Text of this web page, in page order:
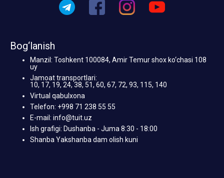
Bog‘lanish
Manzil: Toshkent 100084, Amir Temur shox ko‘chasi 108
uy
Jamoat transportlari:
10, 17, 19, 24, 38, 51, 60, 67, 72, 93, 115, 140
Virtual qabulxona
Telefon: +998 71 238 55 55
E-mail: info@tuit.uz
Ish grafigi: Dushanba - Juma 8:30 - 18:00
Shanba Yakshanba dam olish kuni